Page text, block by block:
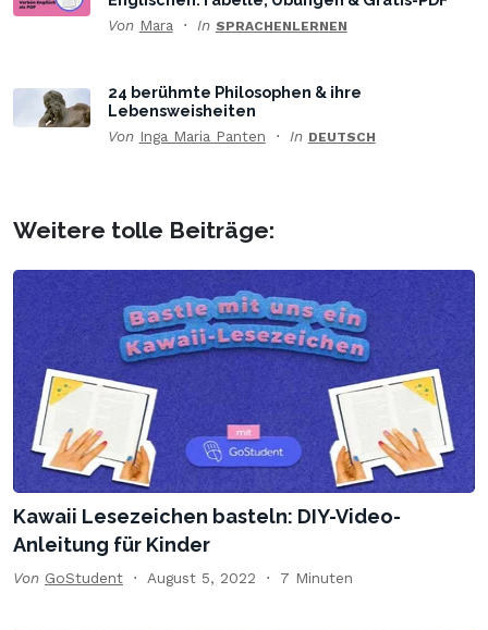
Von Mara In SPRACHENLERNEN
24 berühmte Philosophen & ihre
Lebensweisheiten
Von Inga Maria Panten In DEUTSCH
Weitere tolle Beiträge:
Kawaii Lesezeichen basteln: DIY-Video-
Anleitung für Kinder
Von GoStudent August 5, 2022 7 Minuten